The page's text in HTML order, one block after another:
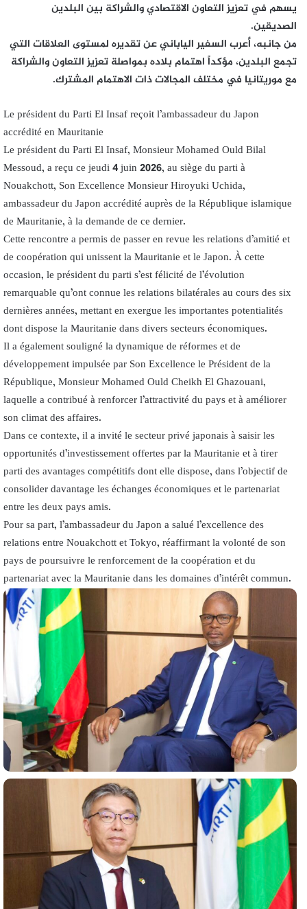
يسهم في تعزيز التعاون الاقتصادي والشراكة بين البلدين
الصديقين.
من جانبه، أعرب السفير الياباني عن تقديره لمستوى العلاقات التي
تجمع البلدين، مؤكداً اهتمام بلاده بمواصلة تعزيز التعاون والشراكة
مع موريتانيا في مختلف المجالات ذات الاهتمام المشترك.
Le président du Parti El Insaf reçoit l’ambassadeur du Japon
accrédité en Mauritanie
Le président du Parti El Insaf, Monsieur Mohamed Ould Bilal
Messoud, a reçu ce jeudi 4 juin 2026, au siège du parti à
Nouakchott, Son Excellence Monsieur Hiroyuki Uchida,
ambassadeur du Japon accrédité auprès de la République islamique
de Mauritanie, à la demande de ce dernier.
Cette rencontre a permis de passer en revue les relations d’amitié et
de coopération qui unissent la Mauritanie et le Japon. À cette
occasion, le président du parti s’est félicité de l’évolution
remarquable qu’ont connue les relations bilatérales au cours des six
dernières années, mettant en exergue les importantes potentialités
dont dispose la Mauritanie dans divers secteurs économiques.
Il a également souligné la dynamique de réformes et de
développement impulsée par Son Excellence le Président de la
République, Monsieur Mohamed Ould Cheikh El Ghazouani,
laquelle a contribué à renforcer l’attractivité du pays et à améliorer
son climat des affaires.
Dans ce contexte, il a invité le secteur privé japonais à saisir les
opportunités d’investissement offertes par la Mauritanie et à tirer
parti des avantages compétitifs dont elle dispose, dans l’objectif de
consolider davantage les échanges économiques et le partenariat
entre les deux pays amis.
Pour sa part, l’ambassadeur du Japon a salué l’excellence des
relations entre Nouakchott et Tokyo, réaffirmant la volonté de son
pays de poursuivre le renforcement de la coopération et du
partenariat avec la Mauritanie dans les domaines d’intérêt commun.